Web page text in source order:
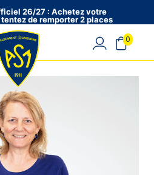
26/27 : Achetez votre
de remporter 2 places
0